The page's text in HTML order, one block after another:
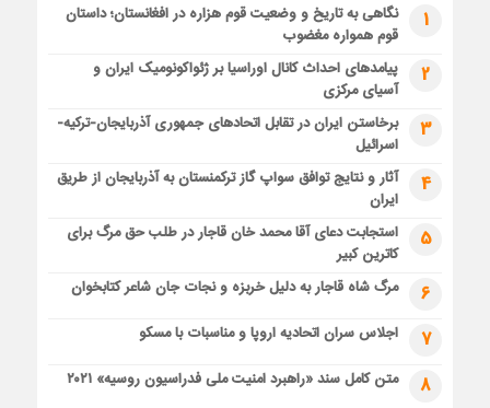
1
نگاهی به تاریخ و وضعیت قوم هزاره در افغانستان؛ داستان
قوم همواره مغضوب
2
پیامدهای احداث کانال اوراسیا بر ژئواکونومیک ایران و
آسیای مرکزی
3
برخاستن ایران در تقابل اتحادهای جمهوری آذربایجان-ترکیه-
اسرائیل
4
آثار و نتایج توافق سواپ گاز ترکمنستان به آذربایجان از طریق
ایران
5
استجابت دعای آقا محمد خان قاجار در طلب حق مرگ برای
کاترین کبیر
6 مرگ شاه قاجار به دلیل خربزه و نجات جان شاعر کتابخوان
7 اجلاس سران اتحادیه اروپا و مناسبات با مسکو
8 متن کامل سند «راهبرد امنیت ملی فدراسیون روسیه» ۲۰۲۱